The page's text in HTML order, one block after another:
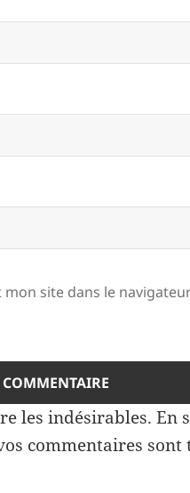
site dans le
les indésirables.En
commentaires sont